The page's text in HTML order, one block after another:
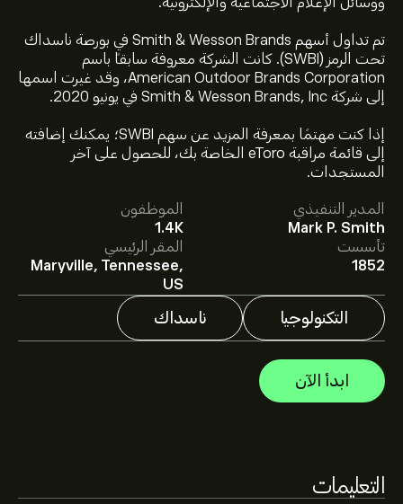
تم تداول أسهم Smith & Wesson Brands في بورصة ناسداك
تحت الرمز (SWBI). كانت الشركة معروفة سابقاً باسم
American Outdoor Brands Corporation، وقد غيرت اسمها
إلى شركة Smith & Wesson Brands, Inc في يونيو 2020.
إذا كنت مهتمًا بمعرفة المزيد عن سهم SWBI؛ يمكنك إضافته
إلى قائمة مراقبة eToro الخاصة بك، للحصول على آخر
المستجدات.
المدير التنفيذي
Mark P. Smith
الموظفون
1.4K
تأسست
1852
المقر الرئيسي
Maryville, Tennessee,
US
التكنولوجيا ناسداك
ابدأ الآن
التعليمات
سعر SWBI الآن هو 14.25‎$‎.
متوسط السعر المستهدف لسهم Smith & Wesson Brands
Inc هو 14.25‎$‎.
في eToro لمعرفة التفاصيل حول
توقعات المحللين والأسعار المستهدفة للأسهم.
يقدم المحللون التوقعات لسهم Smith & Wesson Brands
Inc بناءً على اتجاهات السوق، التقارير المالية، والنمو المتوقع.
راقِب آخر التوقعات لتحركات الأسعار المستقبلية.
القيمة السوقية لـ Smith & Wesson Brands Inc هي
637.36M‎$‎ دولار